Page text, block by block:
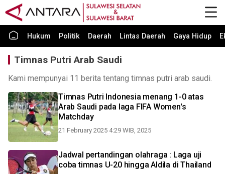
Hukum Politik Daerah Lintas Daerah Gaya Hidup
Timnas Putri Arab Saudi
Kami mempunyai 11 berita tentang timnas putri arab saudi.
Timnas Putri Indonesia menang 1-0 atas
Arab Saudi pada laga FIFA Women's
Matchday
21 February 2025 4:29 WIB, 2025
Jadwal pertandingan olahraga : Laga uji
coba timnas U-20 hingga Aldila di Thailand